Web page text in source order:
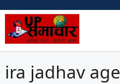
content
ira jadhav age